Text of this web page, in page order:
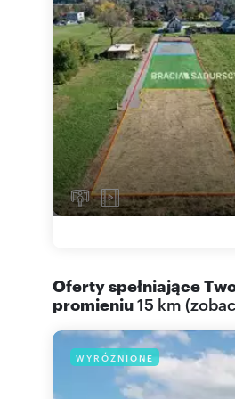
Oferty spełniające
promieniu15 km (
WYRÓŻNIONE